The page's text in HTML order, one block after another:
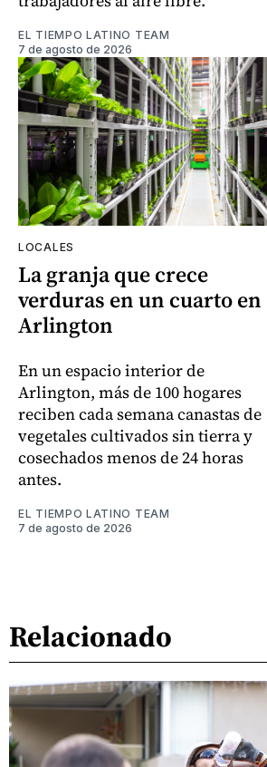
EL TIEMPO LATINO TEAM
7 de agosto de 2026
LOCALES
La granja que crece
verduras en un cuarto en
Arlington
En un espacio interior de
Arlington, más de 100 hogares
reciben cada semana canastas de
vegetales cultivados sin tierra y
cosechados menos de 24 horas
antes.
EL TIEMPO LATINO TEAM
7 de agosto de 2026
Relacionado